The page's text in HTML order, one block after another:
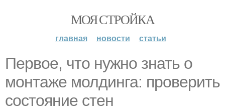
МОЯ СТРОЙКА
главная новости статьи
Первое, что нужно знать о
монтаже молдинга: проверить
состояние стен